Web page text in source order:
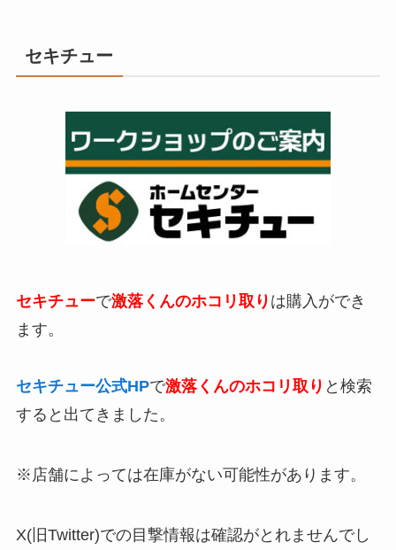
セキチュー
セキチューで激落くんのホコリ取り は購入ができ
ます。
セキチュー公式HPで激落くんのホコリ取り と検索
すると出てきました。
※店舗によっては在庫がない可能性があります。
X(旧Twitter)での目撃情報は確認がとれませんでし